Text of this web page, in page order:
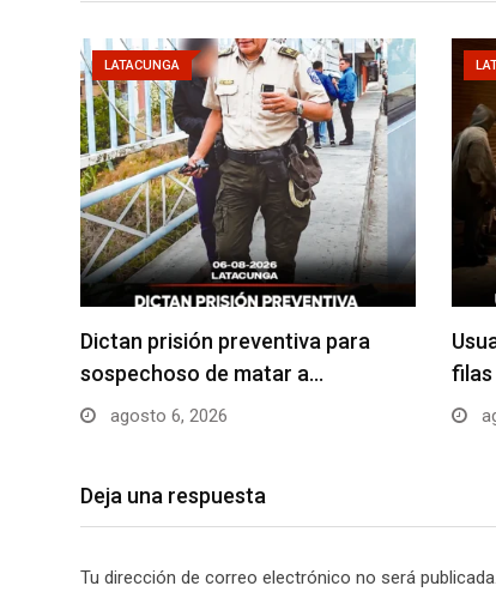
LATACUNGA
Dictan prisión preventiva para
sospechoso de matar a…
agosto 6, 2026
Deja una respuesta
Tu dirección de correo electrónico no será publicada.